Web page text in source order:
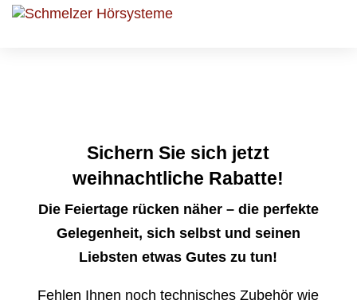
Sichern Sie sich jetzt
weihnachtliche Rabatte!
Die Feiertage rücken näher – die perfekte
Gelegenheit, sich selbst und seinen
Liebsten etwas Gutes zu tun!
Fehlen Ihnen noch technisches Zubehör wie